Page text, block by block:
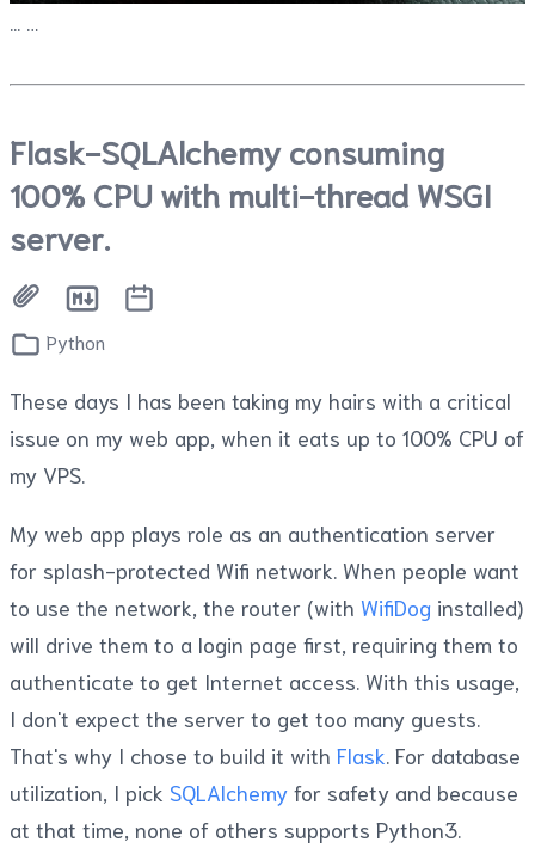
Flask-SQLAlchemy consuming
100% CPU with multi-thread WSGI
server.
Python
These days I has been taking my hairs with a critical
issue on my web app, when it eats up to 100% CPU of
my VPS.
My web app plays role as an authentication server
for splash-protected Wifi network. When people want
to use the network, the router (with WifiDog installed)
will drive them to a login page first, requiring them to
authenticate to get Internet access. With this usage,
I don't expect the server to get too many guests.
That's why I chose to build it with Flask. For database
utilization, I pick SQLAlchemy for safety and because
at that time, none of others supports Python3.